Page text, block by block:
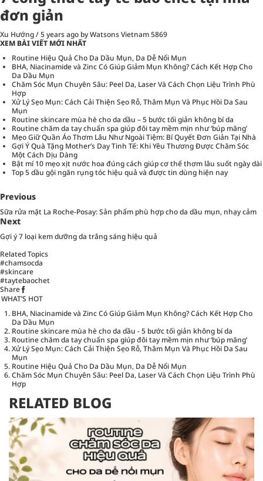
đơn giản
Xu Hướng/5 years ago by Watsons Vietnam5869
XEM BÀI VIẾT MỚI NHẤT
Routine Hiệu Quả Cho Da Dầu Mụn, Da Dễ Nổi Mụn
BHA, Niacinamide và Zinc Có Giúp Giảm Mụn Không? Cách Kết Hợp Cho
Da Dầu Mụn
Chăm Sóc Mụn Chuyên Sâu: Peel Da, Laser Và Cách Chọn Liệu Trình Phù
Hợp
Xử Lý Sẹo Mụn: Cách Cải Thiện Sẹo Rỗ, Thâm Mụn Và Phục Hồi Da Sau
Mụn
Routine skincare mùa hè cho da dầu – 5 bước tối giản không bí da
Routine chăm da tay chuẩn spa giúp đôi tay mềm mịn như ‘búp măng’
Mẹo Giữ Quần Áo Thơm Lâu Như Ngoài Tiệm: Bí Quyết Đơn Giản Tại Nhà
Gợi Ý Quà Tặng Mother’s Day Tinh Tế: Khi Yêu Thương Được Chăm Sóc
Một Cách Dịu Dàng
Bật mí 10 mẹo xịt nước hoa đúng cách giúp cơ thể thơm lâu suốt ngày dài
Top 5 dầu gội ngăn rụng tóc hiệu quả và được tin dùng hiện nay
Previous
Sữa rửa mặt La Roche-Posay: Sản phẩm phù hợp cho da dầu mụn, nhạy cảm
Next
Gợi ý 7 loại kem dưỡng da trắng sáng hiệu quả
Related Topics
#chamsocda
#skincare
#taytebaochet
Share
WHAT’S HOT
BHA, Niacinamide và Zinc Có Giúp Giảm Mụn Không? Cách Kết Hợp Cho
Da Dầu Mụn
Routine skincare mùa hè cho da dầu - 5 bước tối giản không bí da
Routine chăm da tay chuẩn spa giúp đôi tay mềm mịn như ‘búp măng’
Xử Lý Sẹo Mụn: Cách Cải Thiện Sẹo Rỗ, Thâm Mụn Và Phục Hồi Da Sau
Mụn
Routine Hiệu Quả Cho Da Dầu Mụn, Da Dễ Nổi Mụn
Chăm Sóc Mụn Chuyên Sâu: Peel Da, Laser Và Cách Chọn Liệu Trình Phù
Hợp
RELATED BLOG